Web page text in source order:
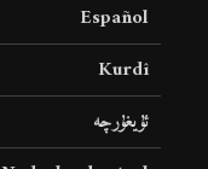
Español
Kurdî
ئۇيغۇرچە